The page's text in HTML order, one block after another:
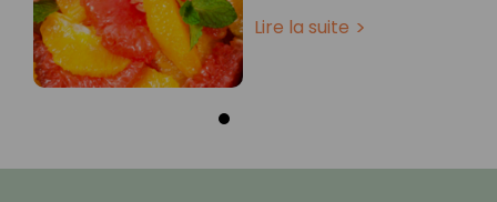
Lire la suite